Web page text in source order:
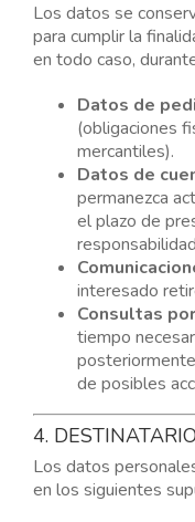
Los datos se
para cumplir la
en todo caso,
Datos de
(obligaciones
mercantiles).
Datos de
permanezca
el plazo de
interesado
Consultas
tiempo
de posibles
4.
Los datos
en los siguientes